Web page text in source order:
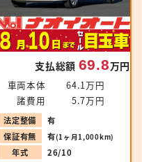
支払総額 69.8万円
車両本体
64.1万円
諸費用
5.7万円
法定整備
有
保証有無
有(1ヶ月1,000km)
年式
26/10